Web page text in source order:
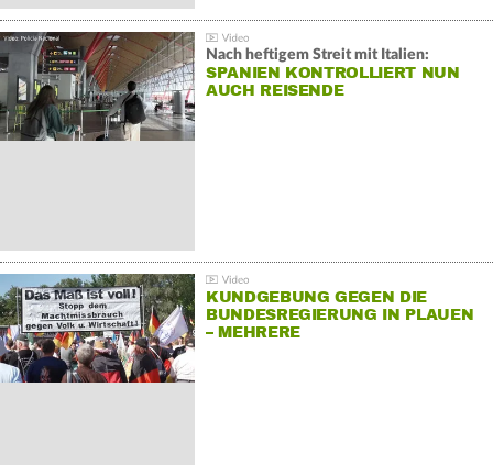
Nach heftigem Streit mit Italien:
SPANIEN KONTROLLIERT NUN
AUCH REISENDE
KUNDGEBUNG GEGEN DIE
BUNDESREGIERUNG IN PLAUEN
– MEHRERE